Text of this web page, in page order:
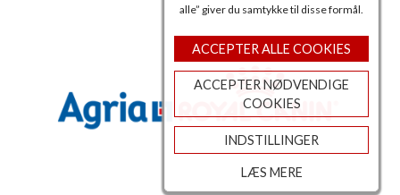
alle” giver du samtykke til disse formål.
ACCEPTER ALLE COOKIES
ACCEPTER NØDVENDIGE
COOKIES
INDSTILLINGER
LÆS MERE